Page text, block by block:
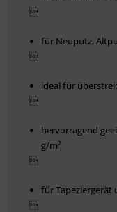

für Neuputz,

ideal für

hervorragend
g/m²

für Tapeziergerät
